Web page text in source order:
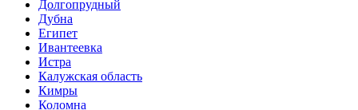
Долгопрудный
Дубна
Египет
Ивантеевка
Истра
Калужская область
Кимры
Коломна